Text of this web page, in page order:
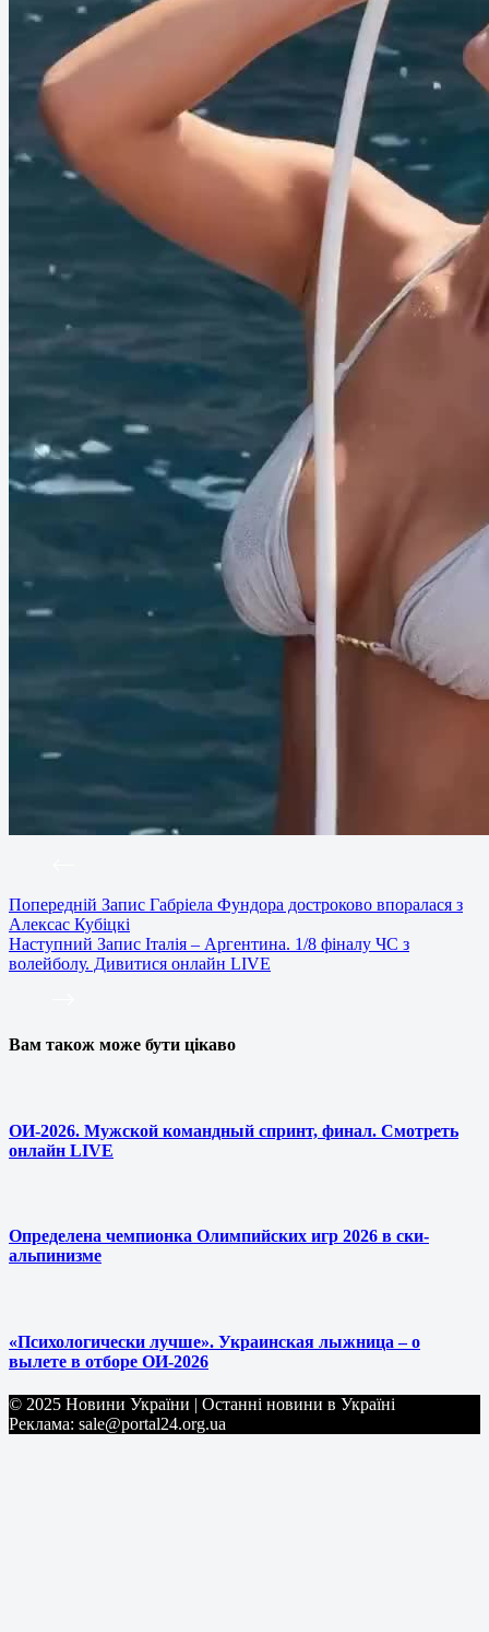
Попередній Запис Габріела Фундора достроково впоралася з
Алексас Кубіцкі
Наступний Запис Італія – Аргентина. 1/8 фіналу ЧС з
волейболу. Дивитися онлайн LIVE
Вам також може бути цікаво
ОИ-2026. Мужской командный спринт, финал. Смотреть
онлайн LIVE
Определена чемпионка Олимпийских игр 2026 в ски-
альпинизме
«Психологически лучше». Украинская лыжница – о
вылете в отборе ОИ-2026
© 2025 Новини України | Останні новини в Україні
Реклама: sale@portal24.org.ua